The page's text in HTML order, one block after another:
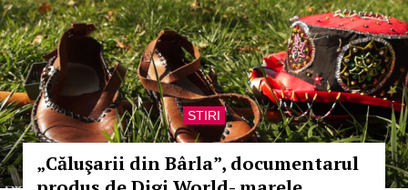
STIRI
„Căluşarii din Bârla”, documentarul